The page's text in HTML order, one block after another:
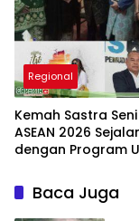
Regional
Kemah Sastra
ASEAN 2026
dengan Program
Baca Juga